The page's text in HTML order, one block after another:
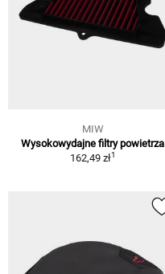
MIW
Wysokowydajne filtry powietrza
162,49 zł1